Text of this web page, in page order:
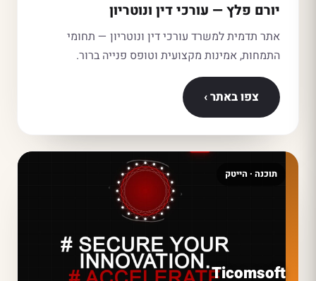
יורם פלץ — עורכי דין ונוטריון
אתר תדמית למשרד עורכי דין ונוטריון — תחומי
התמחות, אמינות מקצועית וטופס פנייה ברור.
צפו באתר ›
תוכנה · הייטק
Ticomsoft